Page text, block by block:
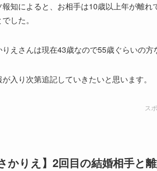
報知によると、お相手は10歳以上年が離
した。
りえさんは現在43歳なので55歳ぐらいの方
入り次第追記していきたいと思います。
ス
かりえ】2回目の結婚相手と